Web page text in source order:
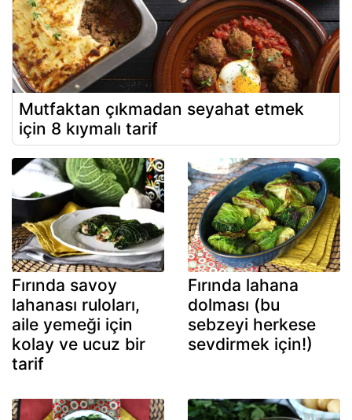
Mutfaktan çıkmadan seyahat etmek
için 8 kıymalı tarif
Fırında savoy
lahanası ruloları,
aile yemeği için
kolay ve ucuz bir
tarif
Fırında lahana
dolması (bu
sebzeyi herkese
sevdirmek için!)